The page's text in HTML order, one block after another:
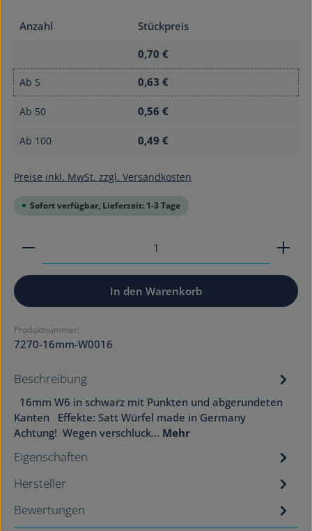
Anzahl
Stückpreis
0,70 €
Ab 5 0,63 €
Ab 50 0,56 €
Ab 100 0,49 €
Preise inkl. MwSt. zzgl. Versandkosten
Sofort verfügbar, Lieferzeit: 1-3 Tage
Produkt Anzahl: Gib den gewünschten Wert ein
In den Warenkorb
Produktnummer:
7270-16mm-W0016
Beschreibung
16mm W6 in schwarz mit Punkten und abgerundeten
Kanten Effekte: Satt Würfel made in Germany
Achtung! Wegen verschluck… Mehr
Eigenschaften
Hersteller
Bewertungen